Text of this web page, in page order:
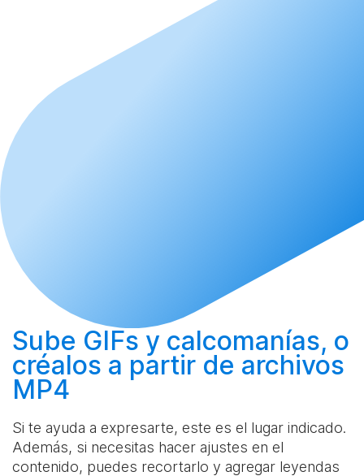
Sube GIFs y calcomanías, o
créalos a partir de archivos
MP4
Si te ayuda a expresarte, este es el lugar indicado.
Además, si necesitas hacer ajustes en el
contenido, puedes recortarlo y agregar leyendas